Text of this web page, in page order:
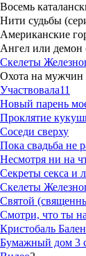
Восемь
Нити судьбы
Американские
Ангел или демон
Скелеты
Охота на мужчин
Участвовала11
Новый парень
Проклятие
Соседи сверху
Пока свадьба не
Несмотря ни на
Секреты секса и
Скелеты
Святой
Смотри, что ты
Кристобаль
Бумажный дом 3